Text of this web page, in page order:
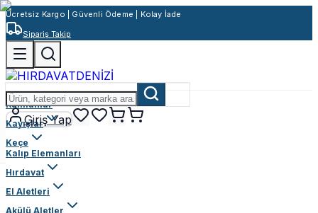
Ücretsiz Kargo | Güvenli Ödeme | Kolay İade
Sipariş Takip
Giriş Yap
Rulmanlar
Kayışlar
Keçe
Kalıp Elemanları
Hırdavat
El Aletleri
Akülü Aletler